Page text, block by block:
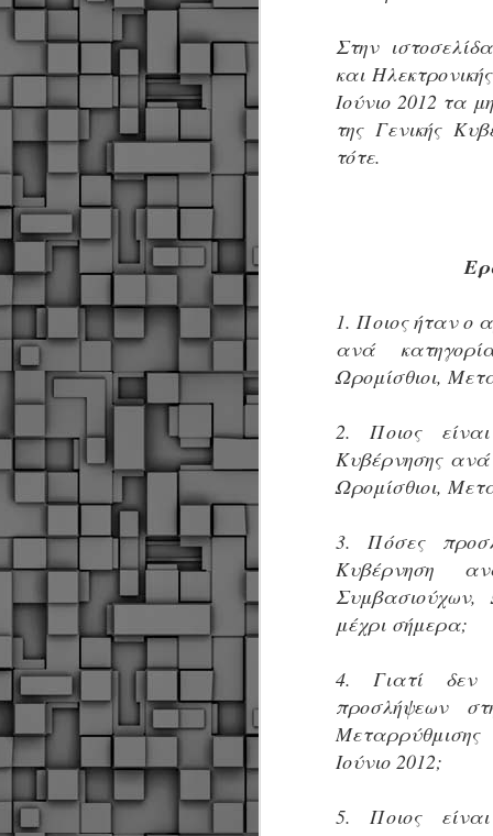
Στην
και
Ιούνιο 2012 τα
της Γενικής
τότε.
1. Ποιος ήταν ο
ανά
Ωρομίσθιοι,
2. Ποιος
Κυβέρνησης ανά
Ωρομίσθιοι,
3. Πόσες
Κυβέρνηση
Συμβασιούχων,
μέχρι σήμερα;
4. Γιατί δεν
προσλήψεων
Ιούνιο 2012;
5. Ποιος
29